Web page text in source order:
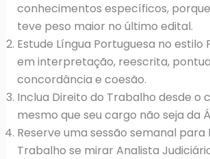
conhecimentos específicos,
teve peso maior no último edital.
Estude Língua Portuguesa no estilo
em interpretação, reescrita,
concordância e coesão.
Inclua Direito do Trabalho desde o
mesmo que seu cargo não seja da
Reserve uma sessão semanal para
Trabalho se mirar Analista